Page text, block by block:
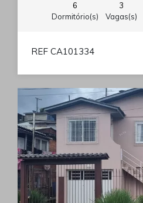
6
Dormitório(s)
3
Vagas(s)
REF CA101334